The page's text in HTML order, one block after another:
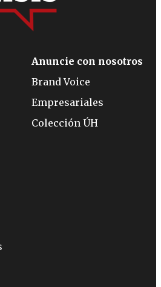
Anuncie con nosotros
Brand Voice
Empresariales
Colección ÚH